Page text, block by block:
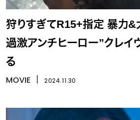
狩りすぎてR15+指定 暴力&
過激アンチヒーロー”クレイ
る
MOVIE 2024.11.30